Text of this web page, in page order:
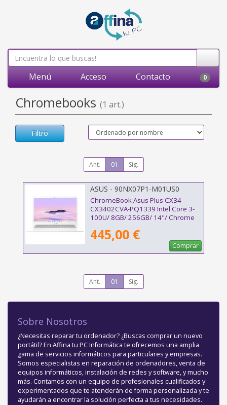
Menú Acceso Contacto 0
Chromebooks (1 art.)
Filtro
Ant. 01 Sig.
ASUS - 90NX07P1-M01US0
ChromeBook Asus Plus CX34
CX3402CVA-PQ1339 Intel Core 3-
100U/ 8GB/ 256GB/ 14"/ Chrome
445,00 €
Comprar
Ant. 01 Sig.
Sobre Nosotros
¿Necesitas reparar tu ordenador? ¿Buscas comprar un nuevo
portátil? En Affina tu PC Informática te ofrecemos una amplia
gama de servicios informáticos para particulares y empresas.
Somos especialistas en reparación de ordenadores, venta de
equipos informáticos, instalación de redes y software, y mucho
más. Contamos con un equipo de profesionales cualificados y
experimentados que te atenderán de forma personalizada y te
ayudarán a encontrar la solución perfecta a tus necesidades.